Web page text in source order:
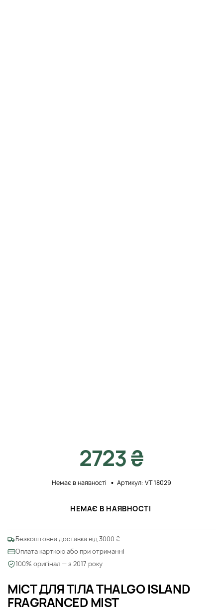
МІСТ ДЛЯ ТІЛА THALGO ISLAND
FRAGRANCED MIST
2723 ₴
Немає в наявності Артикул: VT 18029
НЕМАЄ В НАЯВНОСТІ
Безкоштовна доставка від 3000 ₴
Оплата карткою або при отриманні
100% оригінал — з 2017 року